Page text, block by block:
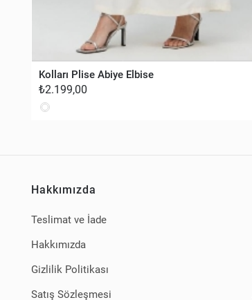
Kolları Plise Abiye Elbise
₺2.199,00
Hakkımızda
Teslimat ve İade
Hakkımızda
Gizlilik Politikası
Satış Sözleşmesi